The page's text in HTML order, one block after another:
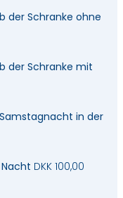
der Schranke ohne
der Schranke mit
in der
DKK 100,00